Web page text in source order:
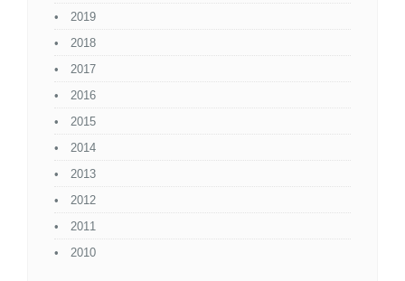
2019
2018
2017
2016
2015
2014
2013
2012
2011
2010